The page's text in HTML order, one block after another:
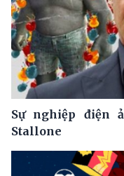
Sự nghiệp điện
Stallone